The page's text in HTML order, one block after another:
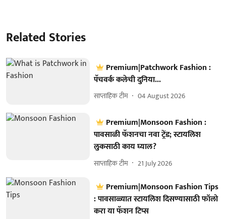
Related Stories
Premium|Patchwork Fashion :
पॅचवर्क कलेची दुनिया...
साप्ताहिक टीम 04 August 2026
Premium|Monsoon Fashion :
पावसाळी फॅशनचा नवा ट्रेंड; स्टायलिश
लुकसाठी काय घ्याल?
साप्ताहिक टीम 21 July 2026
Premium|Monsoon Fashion Tips
: पावसाळ्यात स्टायलिश दिसण्यासाठी फॉलो
करा या फॅशन टिप्स